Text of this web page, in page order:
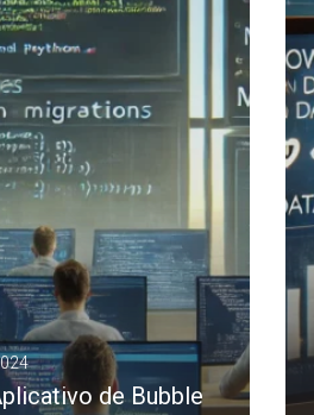
de Bubble